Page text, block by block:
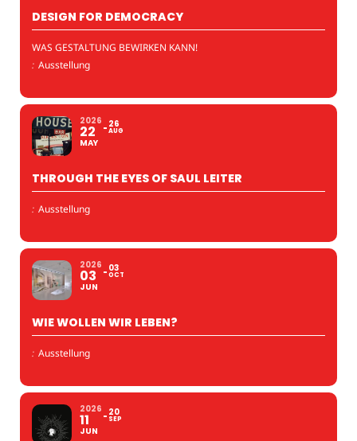
DESIGN FOR DEMOCRACY
WAS GESTALTUNG BEWIRKEN KANN!
: Ausstellung
2026
22
MAY
26
AUG
THROUGH THE EYES OF SAUL LEITER
: Ausstellung
2026
03
JUN
03
OCT
WIE WOLLEN WIR LEBEN?
: Ausstellung
2026
11
JUN
20
SEP